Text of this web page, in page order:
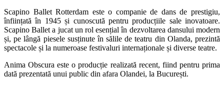
Scapino Ballet Rotterdam este o companie de dans de prestigiu,
înființată în 1945 și cunoscută pentru producțiile sale inovatoare.
Scapino Ballet a jucat un rol esențial în dezvoltarea dansului modern
și, pe lângă piesele susținute în sălile de teatru din Olanda, prezintă
spectacole și la numeroase festivaluri internaționale și diverse teatre.
Anima Obscura este o producție realizată recent, fiind pentru prima
dată prezentată unui public din afara Olandei, la București.